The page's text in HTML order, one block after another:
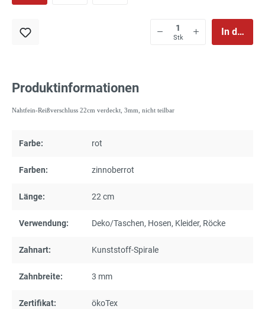
Stk
In den
Produktinformationen
Nahtfein-Reißverschluss 22cm verdeckt, 3mm, nicht teilbar
Farbe: rot
Farben: zinnoberrot
Länge: 22 cm
Verwendung: Deko/Taschen, Hosen, Kleider, Röcke
Zahnart: Kunststoff-Spirale
Zahnbreite: 3 mm
Zertifikat: ökoTex